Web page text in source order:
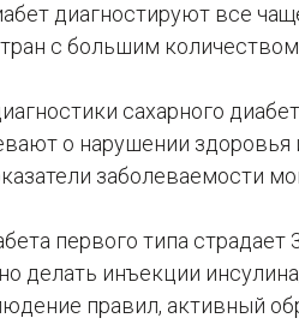
диагностируют все
с большим
сахарного
о нарушении здоровья
заболеваемости
первого типа
делать инъекции
правил, активный